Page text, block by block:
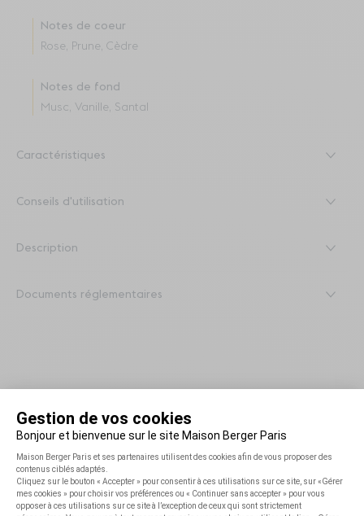
Notes de coeur
Rose, Prune, Cèdre
Notes de fond
Musc, Vanille, Santal
Caractéristiques
Conseils d'utilisation
Description
Documents réglementaires
Restons en contact !
Inscrivez-vous à notre newsletter et bénéficiez de-10%*sur